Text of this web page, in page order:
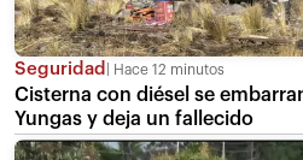
Seguridad Hace 12 minutos
Cisterna con diésel se
Yungas y deja un fallecido